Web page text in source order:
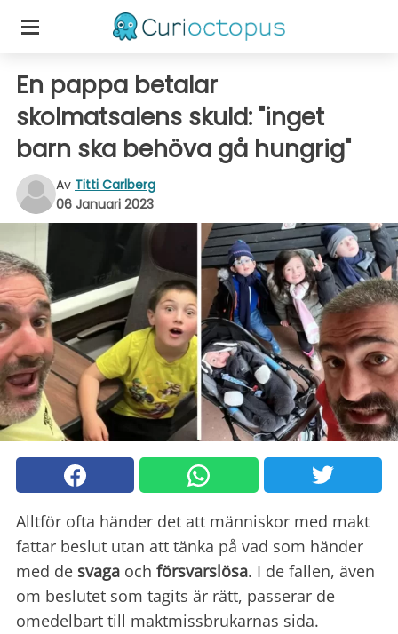
En pappa betalar
skolmatsalens skuld: "inget
barn ska behöva gå hungrig"
Av Titti Carlberg
06 Januari 2023
Alltför ofta händer det att människor med makt
fattar beslut utan att tänka på vad som händer
med de svaga och försvarslösa. I de fallen, även
om beslutet som tagits är rätt, passerar de
omedelbart till maktmissbrukarnas sida.